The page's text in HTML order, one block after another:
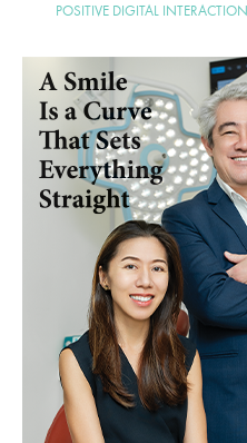
POSITIVE DIGITAL INTERACTION